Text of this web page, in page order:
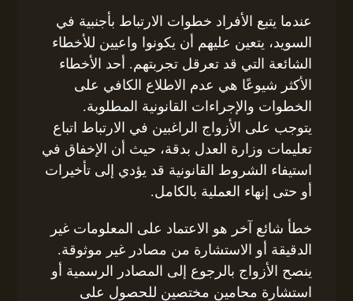
عندما يتبع الأفراد خطوات الارتباط بأجنبية في
السويد، يتعين عليهم أن يكونوا واعيين للأخطاء
الشائعة التي قد تعرقل تجربتهم. أحد الأخطاء
الأكثر شيوعًا هي عدم الاطلاع الكافي على
الخطوات والإجراءات القانونية المطلوبة.
يتوجب على الأزواج الراغبين في الارتباط اتباع
تعليمات وزارة العدل بدقة، حيث أن الإخفاق في
استيفاء الشروط القانونية قد يؤدي إلى تأخيرات
أو حتى إنهاء العملية بالكامل.
خطأ شائع آخر هو الاعتماد على المعلومات غير
الدقيقة أو الاستشارة من مصادر غير موثوقة.
ينصح الأزواج بالرجوع إلى المصادر الرسمية أو
استشارة محامين مختصين للحصول على